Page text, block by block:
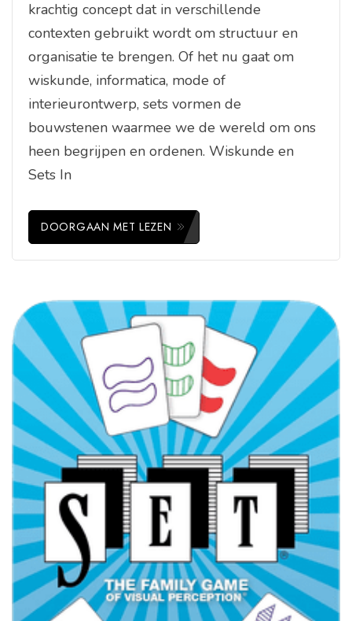
krachtig concept dat in verschillende
contexten gebruikt wordt om structuur en
organisatie te brengen. Of het nu gaat om
wiskunde, informatica, mode of
interieurontwerp, sets vormen de
bouwstenen waarmee we de wereld om ons
heen begrijpen en ordenen. Wiskunde en
Sets In
DOORGAAN MET LEZEN